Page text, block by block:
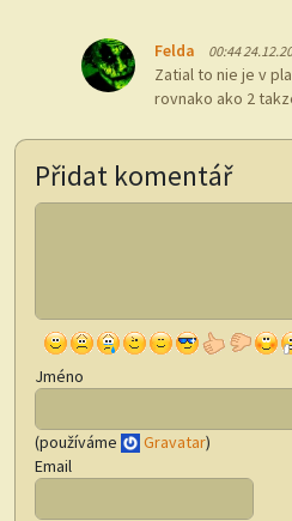
Felda 00:44
Zatial to nie je v
rovnako ako 2
Přidat komentář
Jméno
(používáme Gravatar)
Email